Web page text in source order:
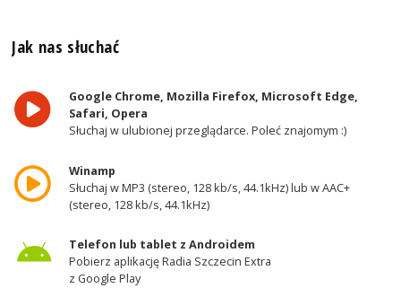
Jak nas słuchać
Google Chrome, Mozilla Firefox, Microsoft Edge,
Safari, Opera
Słuchaj w ulubionej przeglądarce. Poleć znajomym :)
Winamp
Słuchaj w MP3 (stereo, 128 kb/s, 44.1kHz) lub w AAC+
(stereo, 128 kb/s, 44.1kHz)
Telefon lub tablet z Androidem
Pobierz aplikację Radia Szczecin Extra
z Google Play